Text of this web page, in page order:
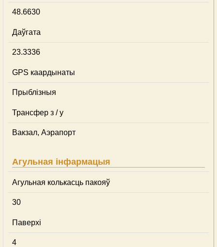
48.6630
Даўгата
23.3336
GPS каардынаты
Прыблізныя
Трансфер з / у
Вакзал, Аэрапорт
Агульная інфармацыя
Агульная колькасць пакояў
30
Паверхі
4